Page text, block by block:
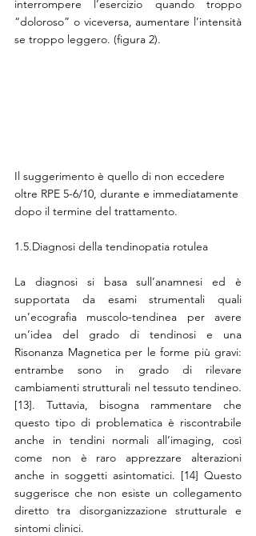
interrompere l’esercizio quando troppo
“doloroso” o viceversa, aumentare l’intensità
se troppo leggero. (figura 2).
Il suggerimento è quello di non eccedere
oltre RPE 5-6/10, durante e immediatamente
dopo il termine del trattamento.
1.5.Diagnosi della tendinopatia rotulea
La diagnosi si basa sull’anamnesi ed è
supportata da esami strumentali quali
un’ecografia muscolo-tendinea per avere
un’idea del grado di tendinosi e una
Risonanza Magnetica per le forme più gravi:
entrambe sono in grado di rilevare
cambiamenti strutturali nel tessuto tendineo.
[13]. Tuttavia, bisogna rammentare che
questo tipo di problematica è riscontrabile
anche in tendini normali all’imaging, così
come non è raro apprezzare alterazioni
anche in soggetti asintomatici. [14] Questo
suggerisce che non esiste un collegamento
diretto tra disorganizzazione strutturale e
sintomi clinici.